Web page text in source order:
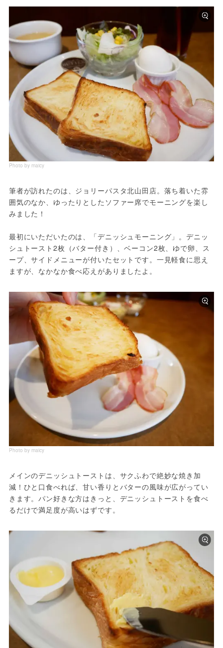
Photo by maicy
筆者が訪れたのは、ジョリーパスタ北山田店。落ち着いた雰
囲気のなか、ゆったりとしたソファー席でモーニングを楽し
みました！
最初にいただいたのは、「デニッシュモーニング」。デニッ
シュトースト2枚（バター付き）、ベーコン2枚、ゆで卵、ス
ープ、サイドメニューが付いたセットです。一見軽食に思え
ますが、なかなか食べ応えがありましたよ。
Photo by maicy
メインのデニッシュトーストは、サクふわで絶妙な焼き加
減！ひと口食べれば、甘い香りとバターの風味が広がってい
きます。パン好きな方はきっと、デニッシュトーストを食べ
るだけで満足度が高いはずです。